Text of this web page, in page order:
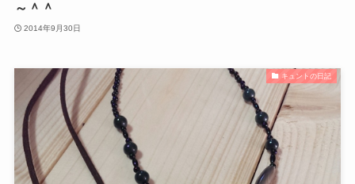
～＾＾
2014年9月30日
キュントの日記